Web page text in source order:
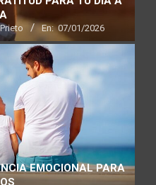
En: 07/01/2026
EMOCIONAL PARA